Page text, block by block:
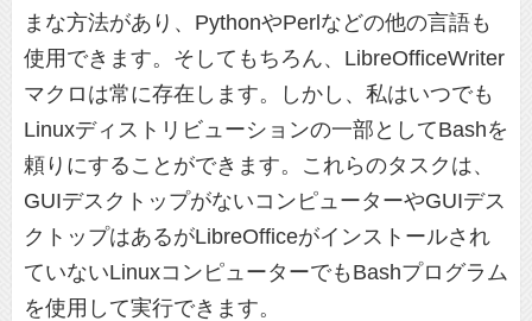
まな方法があり、PythonやPerlなどの他の言語も
使用できます。そしてもちろん、LibreOfficeWriter
マクロは常に存在します。しかし、私はいつでも
Linuxディストリビューションの一部としてBashを
頼りにすることができます。これらのタスクは、
GUIデスクトップがないコンピューターやGUIデス
クトップはあるがLibreOfficeがインストールされ
ていないLinuxコンピューターでもBashプログラム
を使用して実行できます。